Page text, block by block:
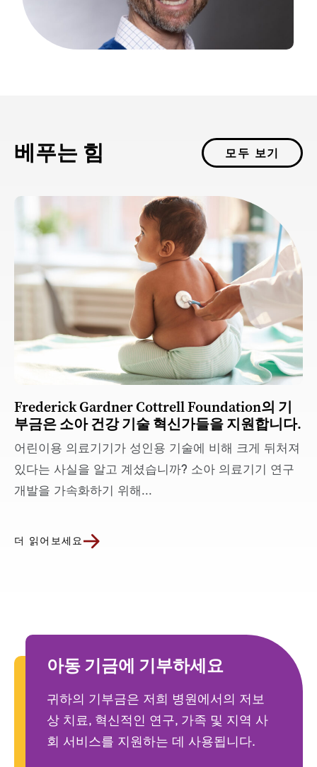
베푸는 힘 모두 보기
Frederick Gardner Cottrell Foundation의 기
부금은 소아 건강 기술 혁신가들을 지원합니다.
어린이용 의료기기가 성인용 기술에 비해 크게 뒤처져
있다는 사실을 알고 계셨습니까? 소아 의료기기 연구
개발을 가속화하기 위해...
더 읽어보세요
아동 기금에 기부하세요
귀하의 기부금은 저희 병원에서의 저보
상 치료, 혁신적인 연구, 가족 및 지역 사
회 서비스를 지원하는 데 사용됩니다.